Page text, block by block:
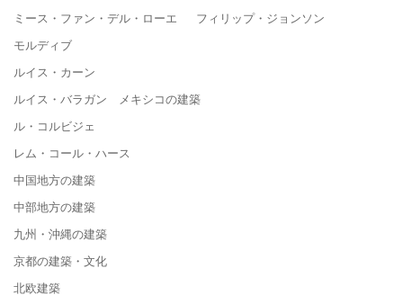
ミース・ファン・デル・ローエ フィリップ・ジョンソン
モルディブ
ルイス・カーン
ルイス・バラガン メキシコの建築
ル・コルビジェ
レム・コール・ハース
中国地方の建築
中部地方の建築
九州・沖縄の建築
京都の建築・文化
北欧建築